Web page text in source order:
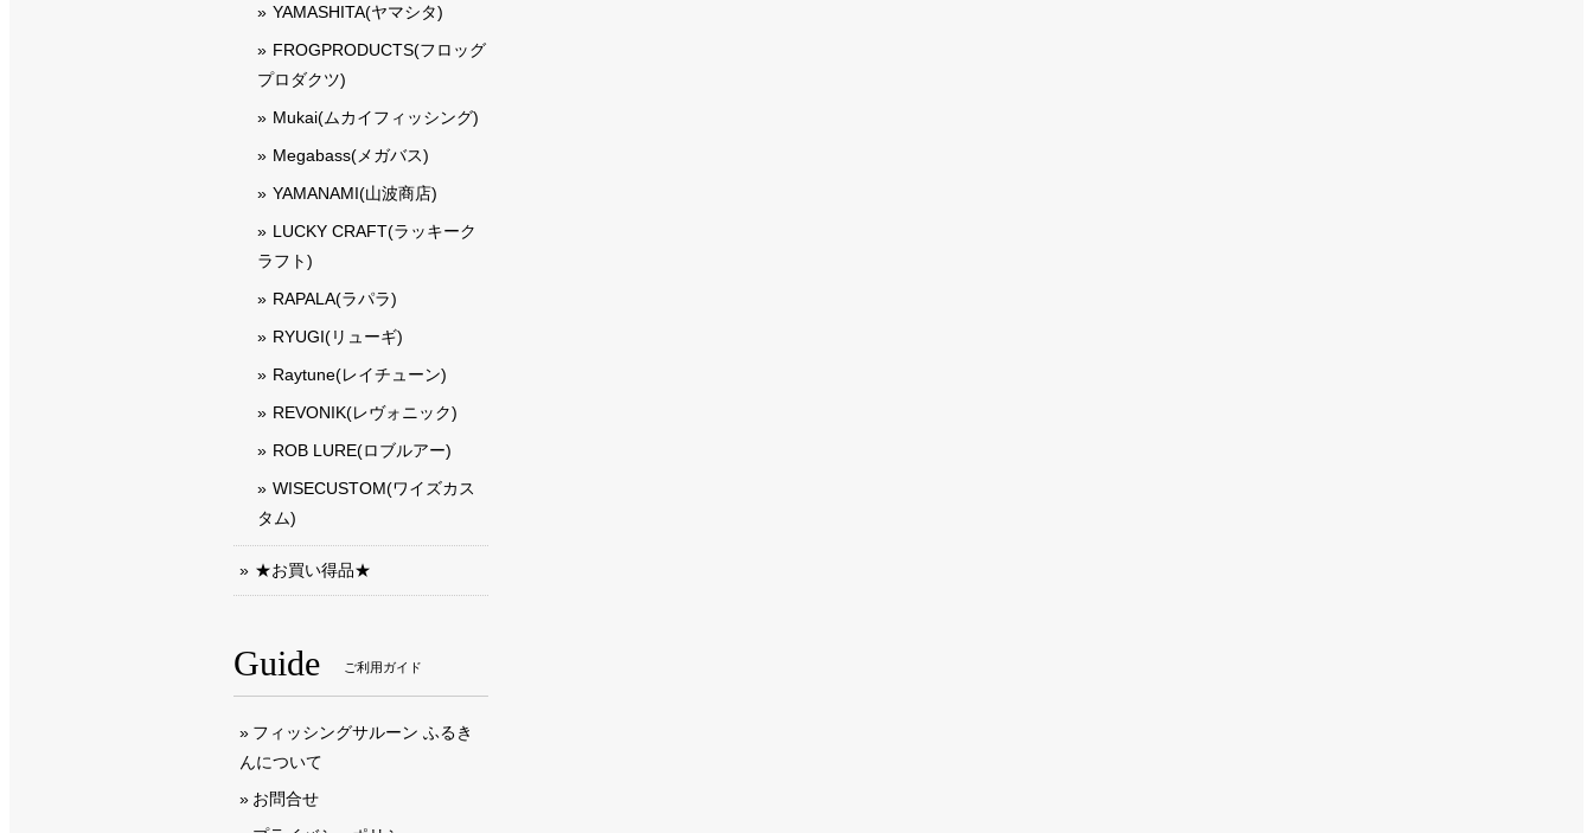
YAMASHITA(ヤマシタ)
FROGPRODUCTS(フロッグ
プロダクツ)
Mukai(ムカイフィッシング)
Megabass(メガバス)
YAMANAMI(山波商店)
LUCKY CRAFT(ラッキーク
ラフト)
RAPALA(ラパラ)
RYUGI(リューギ)
Raytune(レイチューン)
REVONIK(レヴォニック)
ROB LURE(ロブルアー)
WISECUSTOM(ワイズカス
タム)
★お買い得品★
Guide ご利用ガイド
フィッシングサルーン ふるき
んについて
お問合せ